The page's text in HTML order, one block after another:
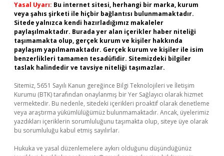
Yasal Uyarı: Bu internet sitesi, herhangi bir marka, kurum
veya şahıs şirketi ile hiçbir bağlantısı bulunmamaktadır.
Sitede yalnızca kendi hazırladığımız makaleler
paylaşılmaktadır. Burada yer alan içerikler haber niteliği
taşımamakta olup, gerçek kurum ve kişiler hakkında
paylaşım yapılmamaktadır. Gerçek kurum ve kişiler ile isim
benzerlikleri tamamen tesadüfidir. Sitemizdeki bilgiler
taslak halindedir ve tavsiye niteliği taşımazlar.
Sitemiz, 5651 Sayılı Kanun gereğince Bilgi Teknolojileri ve İletişim
Kurumu (BTK) tarafından onaylanmış bir Yer Sağlayıcı olarak hizmet
vermektedir. Bu nedenle, sitedeki içerikleri proaktif olarak denetleme
veya araştırma yükümlülüğümüz bulunmamaktadır. Ancak, üyelerimiz
yazdıkları içeriklerin sorumluluğunu taşımakta olup, siteye üye olarak
bu sorumluluğu kabul etmiş sayılırlar.
Hukuka ve yasal düzenlemelere aykırı olduğunu düşündüğünüz